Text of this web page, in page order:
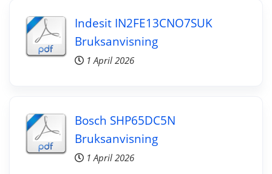
Indesit IN2FE13CNO7SUK
Bruksanvisning
1 April 2026
Bosch SHP65DC5N
Bruksanvisning
1 April 2026